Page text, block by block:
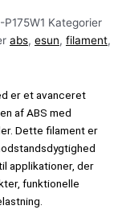
Kategorier
abs, esun, filament,
er et avanceret
af ABS med
Dette filament er
applikationer, der
funktionelle